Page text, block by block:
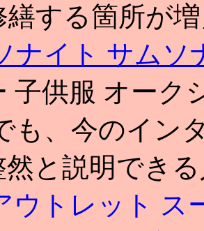
繕する箇所が
ナイト サムソ
子供服 オーク
も、今のイン
然と説明でき
ウトレット
ス